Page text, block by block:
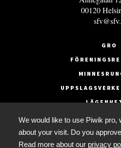
00120
GRO
We would like to use Piwik pro,
about your visit. Do you
Read more about our privacy